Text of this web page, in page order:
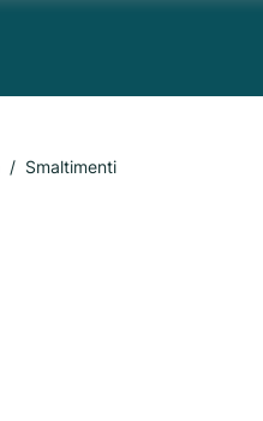
Smaltimenti